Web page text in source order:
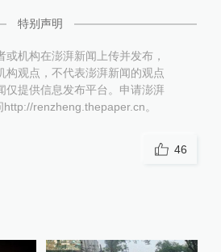
特别声明
或机构在澎湃新闻上传并发布，
构观点，不代表澎湃新闻的观点
仅提供信息发布平台。申请澎湃
renzheng.thepaper.cn。
46